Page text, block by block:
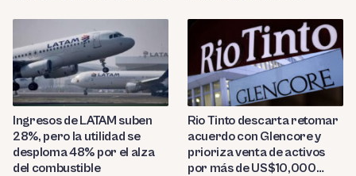
Ingresos de LATAM suben
28%, pero la utilidad se
desploma 48% por el alza
del combustible
Rio Tinto descarta retomar
acuerdo con Glencore y
prioriza venta de activos
por más de US$10,000